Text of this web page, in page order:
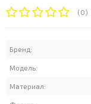
(0)
Бренд:
Модель:
Материал: